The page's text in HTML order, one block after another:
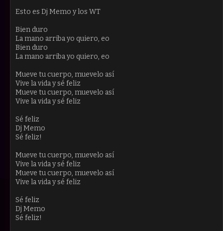
Esto es Dj Memo y los WT
Bien duro
La mano arriba yo quiero, eo
Bien duro
La mano arriba yo quiero, eo
Mueve tu cuerpo, muevelo así
Vive la vida y sé feliz
Mueve tu cuerpo, muevelo así
Vive la vida y sé feliz
Sé feliz
Dj Memo
Sé feliz!
Mueve tu cuerpo, muevelo así
Vive la vida y sé feliz
Mueve tu cuerpo, muevelo así
Vive la vida y sé feliz
Sé feliz
Dj Memo
Sé feliz!